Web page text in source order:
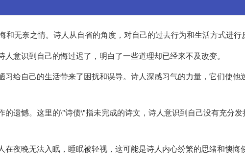
和无奈之情。诗人从自省的角度，对自己的过去行为和生活方式进行
意识到自己的悔过迟了，明白了一些道理却已经来不及改变。
给自己的生活带来了困扰和误导。诗人深感习气的力量，它们使他
遗憾。这里的\"诗债\"指未完成的诗文，诗人意识到自己没有充分发
夜晚无法入眠，睡眠被轻视，这可能是诗人内心纷繁的思绪和懊悔